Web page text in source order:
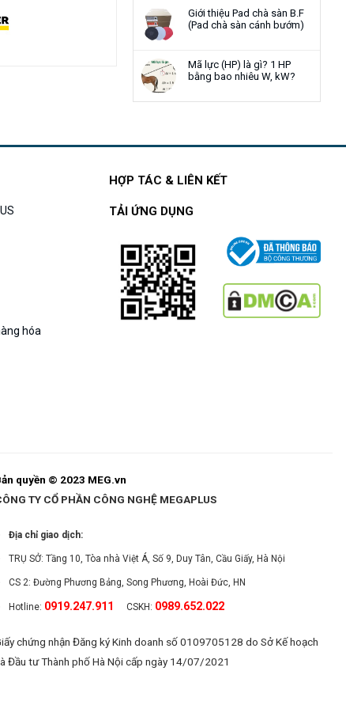
Giới thiệu Pad chà sàn B.F
(Pad chà sàn cánh bướm)
Mã lực (HP) là gì? 1 HP
bằng bao nhiêu W, kW?
hóa
HỢP TÁC & LIÊN KẾT
TẢI ỨNG DỤNG
quyền © 2023 MEG.vn
TY CỔ PHẦN CÔNG NGHỆ MEGAPLUS
Địa chỉ giao dịch:
TRỤ SỞ: Tầng 10, Tòa nhà Việt Á, Số 9, Duy Tân, Cầu Giấy, Hà Nội
CS 2: Đường Phương Bảng, Song Phương, Hoài Đức, HN
Hotline: 0919.247.911CSKH: 0989.652.022
chứng nhận Đăng ký Kinh doanh số 0109705128 do Sở Kế hoạch
Đầu tư Thành phố Hà Nội cấp ngày 14/07/2021